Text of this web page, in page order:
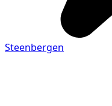
Steenbergen